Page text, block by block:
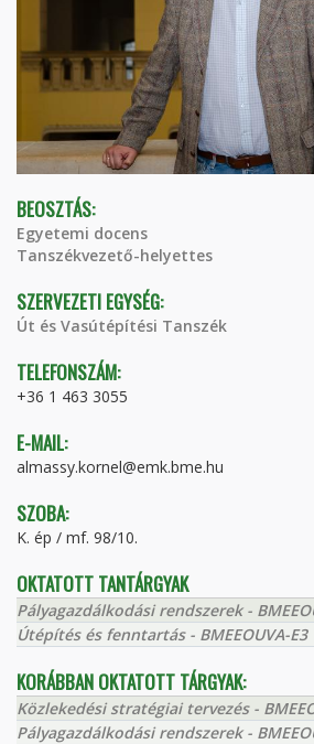
BEOSZTÁS:
Egyetemi docens
Tanszékvezető-helyettes
SZERVEZETI EGYSÉG:
Út és Vasútépítési Tanszék
TELEFONSZÁM:
+36 1 463 3055
E-MAIL:
almassy.kornel@emk.bme.hu
SZOBA:
K. ép / mf. 98/10.
OKTATOTT TANTÁRGYAK
Pályagazdálkodási rendszerek -
Útépítés és fenntartás - BMEEOUVA-E3
KORÁBBAN OKTATOTT TÁRGYAK:
Közlekedési stratégiai tervezés -
Pályagazdálkodási rendszerek -